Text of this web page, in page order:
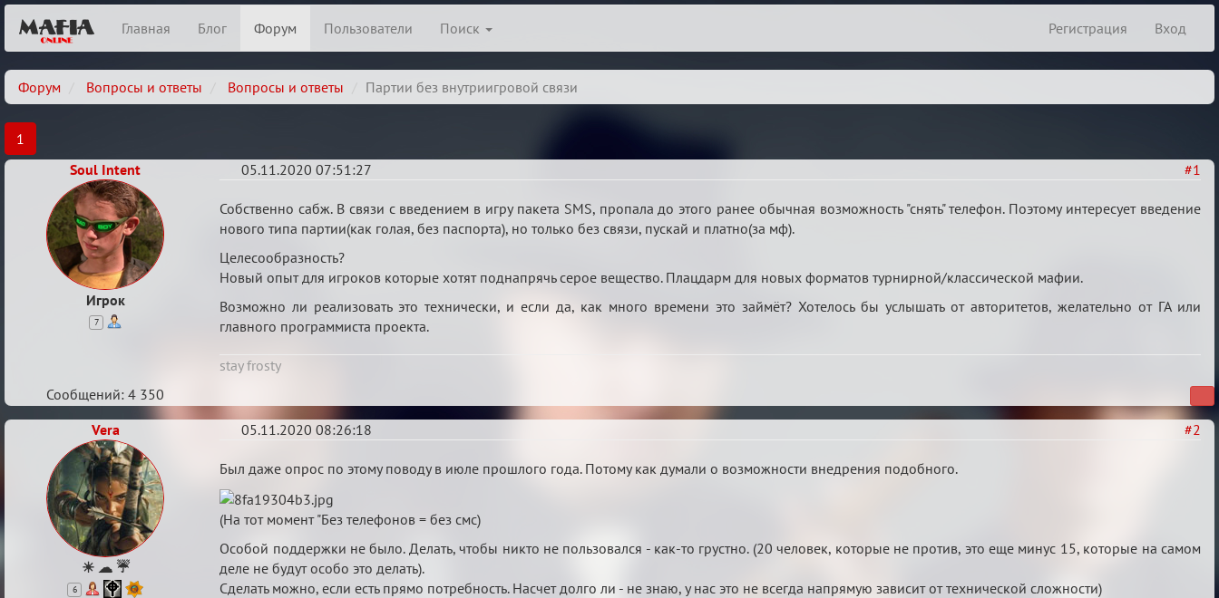
Главная Блог Форум Пользователи Поиск Регистрация Вход
Форум Вопросы и ответы Вопросы и ответы Партии без внутриигровой связи
1
Soul Intent
Игрок
7
#1
05.11.2020 07:51:27
Партии
без
внутриигровой
связи
Собственно сабж. В связи с введением в игру пакета SMS, пропала до этого ранее обычная возможность "снять" телефон. Поэтому интересует введение
нового типа партии(как голая, без паспорта), но только без связи, пускай и платно(за мф).
Целесообразность?
Новый опыт для игроков которые хотят поднапрячь серое вещество. Плацдарм для новых форматов турнирной/классической мафии.
Возможно ли реализовать это технически, и если да, как много времени это займёт? Хотелось бы услышать от авторитетов, желательно от ГА или
главного программиста проекта.
stay frosty
Сообщений: 4 350
Vera
☀ ☁ ☔
6
#2
05.11.2020 08:26:18
Re:
Партии
без
внутриигровой
связи
Был даже опрос по этому поводу в июле прошлого года. Потому как думали о возможности внедрения подобного.
(На тот момент "Без телефонов = без смс)
Особой поддержки не было. Делать, чтобы никто не пользовался - как-то грустно. (20 человек, которые не против, это еще минус 15, которые на самом
деле не будут особо это делать).
Сделать можно, если есть прямо потребность. Насчет долго ли - не знаю, у нас это не всегда напрямую зависит от технической сложности)